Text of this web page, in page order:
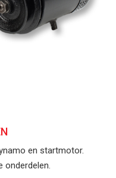
en startmotor.
onderdelen.